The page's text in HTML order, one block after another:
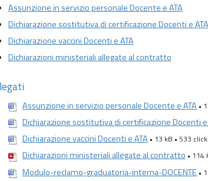
Assunzione in servizio personale Docente e ATA
Dichiarazione sostitutiva di certificazione Docenti e ATA
Dichiarazione vaccini Docenti e ATA
Dichiarazioni ministeriali allegate al contratto
Assunzione in servizio personale Docente e ATA •
Dichiarazione sostitutiva di certificazione Docenti e
Dichiarazione vaccini Docenti e ATA • 13 kB • 533 click
Dichiarazioni ministeriali allegate al contratto • 114
Modulo-reclamo-graduatoria-interna-DOCENTE •